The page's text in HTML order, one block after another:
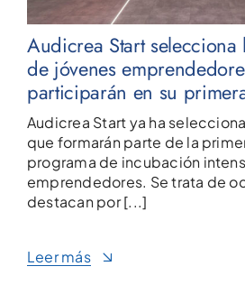
Audicrea Start selecciona
de jóvenes
participarán en su
Audicrea Start ya ha
que formarán parte de la
programa de incubación
emprendedores. Se trata de
destacan por [...]
Leer más